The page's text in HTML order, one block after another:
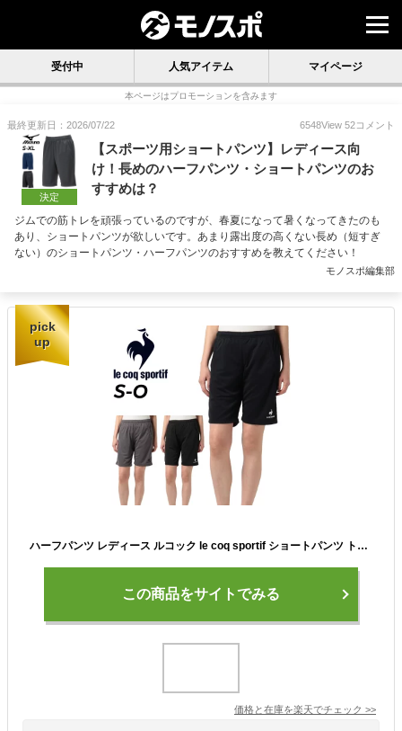
受付中 人気アイテム マイページ
本ページはプロモーションを含みます
最終更新日：2026/07/22 6548View 52コメント
決定
【スポーツ用ショートパンツ】レディース向
け！長めのハーフパンツ・ショートパンツのお
すすめは？
ジムでの筋トレを頑張っているのですが、春夏になって暑くなってきたのも
あり、ショートパンツが欲しいです。あまり露出度の高くない長め（短すぎ
ない）のショートパンツ・ハーフパンツのおすすめを教えてください！
モノスポ編集部
pick
up
ハーフパンツ レディース ルコック le coq sportif ショートパンツ トレーニング スポーツウェア 吸汗速乾 ランニング ジョギング ジム 女性 ボトムス シンプル 短パン 半ズボン エコ素材 サステナブル/QMWTJD20Z
この商品をサイトでみる
価格と在庫を楽天でチェック >>